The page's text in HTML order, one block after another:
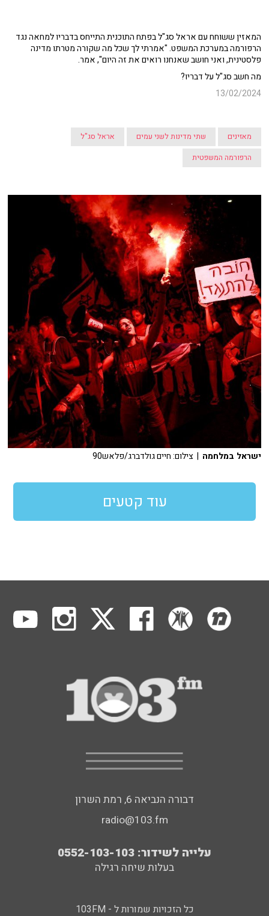
המאזין ששוחח עם אראל סג"ל בפתח התוכנית התייחס בדבריו למחאה נגד
הרפורמה במערכת המשפט. "אמרתי לך שכל מה שקורה מטרתו מדינה
פלסטינית, ואני חושב שאנחנו רואים את זה היום", אמר.
מה חשב סג"ל על דבריו?
13/02/2024
מאזינים שתי מדינות לשני עמים
אראל סג"ל
הרפורמה המשפטית
ישראל במלחמה | צילום: חיים גולדברג/פלאש90
עוד קטעים
דבורה הנביאה 6, רמת השרון
radio@103.fm
עלייה לשידור: 0552-103-103
בעלות שיחה רגילה
כל הזכויות שמורות ל - 103FM